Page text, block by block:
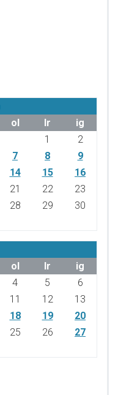
ol lr
ig
1
2
7 8
9
14 15
16
21 22
23
28 29
30
ol lr
ig
4 5
6
11 12
13
18 19
20
25 26
27